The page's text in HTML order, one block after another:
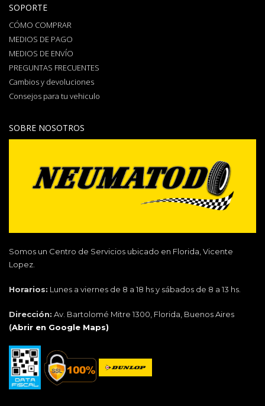
SOPORTE
CÓMO COMPRAR
MEDIOS DE PAGO
MEDIOS DE ENVÍO
PREGUNTAS FRECUENTES
Cambios y devoluciones
Consejos para tu vehiculo
SOBRE NOSOTROS
Somos un Centro de Servicios ubicado en Florida, Vicente
Lopez.
Horarios: Lunes a viernes de 8 a 18 hs y sábados de 8 a 13 hs.
Dirección: Av. Bartolomé Mitre 1300, Florida, Buenos Aires
(Abrir en Google Maps)